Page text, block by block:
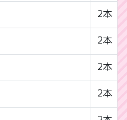
2本
2本
2本
2本